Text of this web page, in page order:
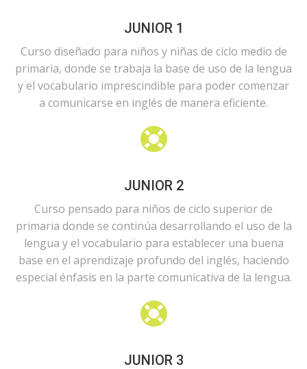
JUNIOR 1
Curso diseñado para niños y niñas de ciclo medio de
primaria, donde se trabaja la base de uso de la lengua
y el vocabulario imprescindible para poder comenzar
a comunicarse en inglés de manera eficiente.
JUNIOR 2
Curso pensado para niños de ciclo superior de
primaria donde se continúa desarrollando el uso de la
lengua y el vocabulario para establecer una buena
base en el aprendizaje profundo del inglés, haciendo
especial énfasis en la parte comunicativa de la lengua.
JUNIOR 3